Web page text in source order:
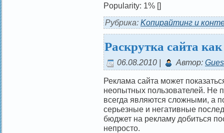
Popularity: 1% []
Рубрика: Kопирайтинг и
Раскрутка сайта
06.08.2010 | Автор:
Реклама сайта может
неопытных пользователей. Не
всегда являются сложными, а
серьезные и негативные
бюджет на рекламу добиться
непросто.